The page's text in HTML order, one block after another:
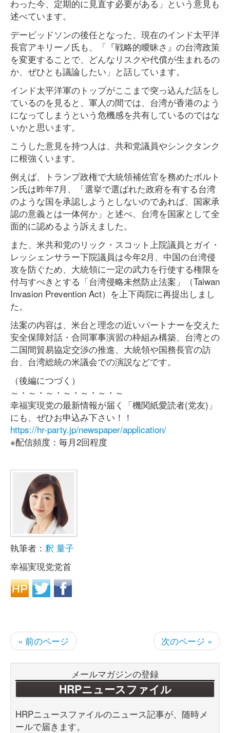
わった今、定期的に見直す必要がある」という意見も
述べています。
デービッドソンの後任となった、現在のインド太平洋
長官アキリーノ氏も、「『戦略的曖昧さ』の台湾政策
を変更することで、どんなリスクや代償が生まれるの
か、ぜひとも議論したい」と話しています。
インド太平洋軍のトップがここまで突っ込んだ話をし
ているのを見ると、軍人の間では、台湾が香港のよう
になってしまうという危機感を共有しているのではな
いかと思います。
こうした意見を持つ人は、共和党議員やシンクタンク
に根強くいます。
例えば、トランプ政権で大統領補佐官を務めたボルト
ン氏は昨年7月、「選挙で選ばれた政府を有する台湾
のような国を承認しようとしないのであれば、国家承
認の意義とは一体何か」と述べ、台湾を国家として全
面的に認めるよう訴えました。
また、米共和党のリック・スコット上院議員とガイ・
レッシェンサラー下院議員は今年2月、中国の台湾侵
攻を防ぐため、大統領に一定の武力を行使する権限を
付与すべきとする「台湾侵略未然防止法案」（Taiwan
Invasion Prevention Act）を上下両院に再提出しまし
た。
法案の内容は、米台と理念の近いパートナーを交えた
安全保障対話・合同軍事演習の枠組み構築、台湾との
二国間貿易協定交渉の推進、大統領や国務長官の訪
台、台湾総統の米議会での演説などです。
（後編につづく）
～・～・～・～・～・～・～
幸福実現党の最新情報が届く「機関紙愛読者(党友)」
にも、ぜひお申込み下さい！！
https://hr-party.jp/newspaper/application/
※配信頻度：毎月2回程度
執筆者： 釈 量子
幸福実現党党首
« 前のページ 次のページ »
メールマガジンの登録
HRPニュースファイル
HRPニュースファイルのニュース記事が、随時メ
ールで届きます。